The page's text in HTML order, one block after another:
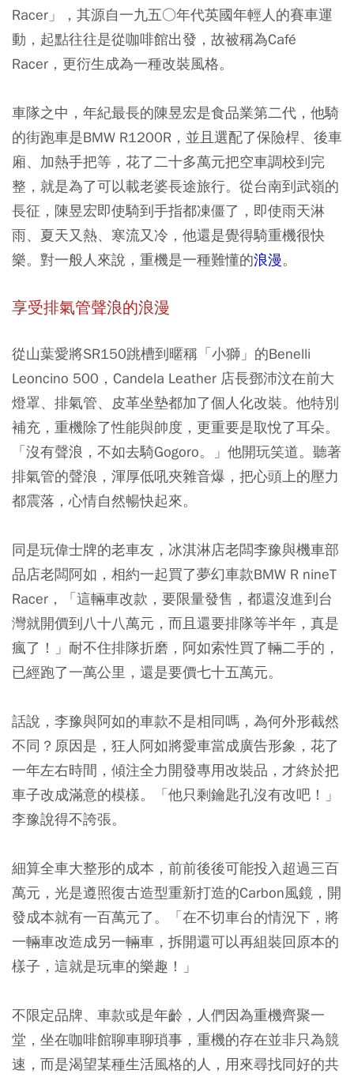
Racer」，其源自一九五○年代英國年輕人的賽車運
動，起點往往是從咖啡館出發，故被稱為Café
Racer，更衍生成為一種改裝風格。
車隊之中，年紀最長的陳昱宏是食品業第二代，他騎
的街跑車是BMW R1200R，並且選配了保險桿、後車
廂、加熱手把等，花了二十多萬元把空車調校到完
整，就是為了可以載老婆長途旅行。從台南到武嶺的
長征，陳昱宏即使騎到手指都凍僵了，即使雨天淋
雨、夏天又熱、寒流又冷，他還是覺得騎重機很快
樂。對一般人來說，重機是一種難懂的浪漫。
享受排氣管聲浪的浪漫
從山葉愛將SR150跳槽到暱稱「小獅」的Benelli
Leoncino 500，Candela Leather 店長鄧沛汶在前大
燈罩、排氣管、皮革坐墊都加了個人化改裝。他特別
補充，重機除了性能與帥度，更重要是取悅了耳朵。
「沒有聲浪，不如去騎Gogoro。」他開玩笑道。聽著
排氣管的聲浪，渾厚低吼夾雜音爆，把心頭上的壓力
都震落，心情自然暢快起來。
同是玩偉士牌的老車友，冰淇淋店老闆李豫與機車部
品店老闆阿如，相約一起買了夢幻車款BMW R nineT
Racer，「這輛車改款，要限量發售，都還沒進到台
灣就開價到八十八萬元，而且還要排隊等半年，真是
瘋了！」耐不住排隊折磨，阿如索性買了輛二手的，
已經跑了一萬公里，還是要價七十五萬元。
話說，李豫與阿如的車款不是相同嗎，為何外形截然
不同？原因是，狂人阿如將愛車當成廣告形象，花了
一年左右時間，傾注全力開發專用改裝品，才終於把
車子改成滿意的模樣。「他只剩鑰匙孔沒有改吧！」
李豫說得不誇張。
細算全車大整形的成本，前前後後可能投入超過三百
萬元，光是遵照復古造型重新打造的Carbon風鏡，開
發成本就有一百萬元了。「在不切車台的情況下，將
一輛車改造成另一輛車，拆開還可以再組裝回原本的
樣子，這就是玩車的樂趣！」
不限定品牌、車款或是年齡，人們因為重機齊聚一
堂，坐在咖啡館聊車聊瑣事，重機的存在並非只為競
速，而是渴望某種生活風格的人，用來尋找同好的共